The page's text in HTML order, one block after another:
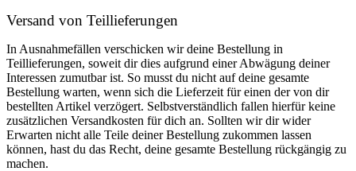
Versand von Teillieferungen
In Ausnahmefällen verschicken wir deine Bestellung in
Teillieferungen, soweit dir dies aufgrund einer Abwägung deiner
Interessen zumutbar ist. So musst du nicht auf deine gesamte
Bestellung warten, wenn sich die Lieferzeit für einen der von dir
bestellten Artikel verzögert. Selbstverständlich fallen hierfür keine
zusätzlichen Versandkosten für dich an. Sollten wir dir wider
Erwarten nicht alle Teile deiner Bestellung zukommen lassen
können, hast du das Recht, deine gesamte Bestellung rückgängig zu
machen.